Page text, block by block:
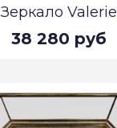
Зеркало Valerie
38 280 руб